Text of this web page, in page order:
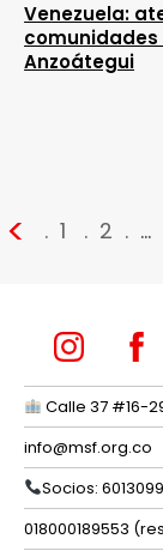
Venezuela:
Anzoátegui
< 1 2 …
Calle 37 #16-
info@msf.org.co
Socios:
018000189553